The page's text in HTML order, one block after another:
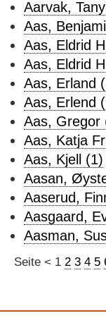
Aarvak,
Aas,
Aas, Eldrid
Aas, Eldrid
Aas, Erland
Aas, Erlend
Aas, Gregor
Aas, Katja
Aas, Kjell (1)
Aasan,
Aaserud,
Aasgaard,
Aasman,
Seite < 1 2 3 4 5